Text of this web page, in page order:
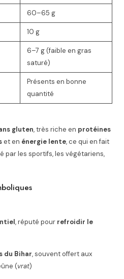
60–65 g
10 g
6–7 g (faible en gras
saturé)
Présents en bonne
quantité
gluten, très riche en protéines
et en énergie lente, ce qui en fait
par les sportifs, les végétariens,
, réputé pour refroidir le
du Bihar, souvent offert aux
(vrat)